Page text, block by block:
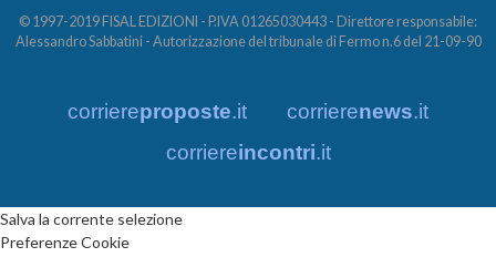
© 1997-2019 FISAL EDIZIONI - P.IVA 01265030443 - Direttore responsabile:
Alessandro Sabbatini - Autorizzazione del tribunale di Fermo n.6 del 21-09-90
corriereproposte.it corrierenews.it
corriereincontri.it
Salva la corrente selezione
Preferenze Cookie